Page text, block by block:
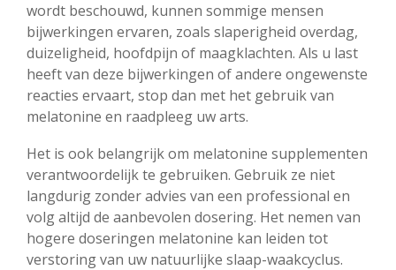
wordt beschouwd, kunnen sommige mensen
bijwerkingen ervaren, zoals slaperigheid overdag,
duizeligheid, hoofdpijn of maagklachten. Als u last
heeft van deze bijwerkingen of andere ongewenste
reacties ervaart, stop dan met het gebruik van
melatonine en raadpleeg uw arts.
Het is ook belangrijk om melatonine supplementen
verantwoordelijk te gebruiken. Gebruik ze niet
langdurig zonder advies van een professional en
volg altijd de aanbevolen dosering. Het nemen van
hogere doseringen melatonine kan leiden tot
verstoring van uw natuurlijke slaap-waakcyclus.